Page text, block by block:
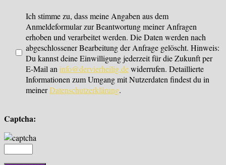
Ich stimme zu, dass meine Angaben aus dem
Anmeldeformular zur Beantwortung meiner Anfragen
erhoben und verarbeitet werden. Die Daten werden nach
abgeschlossener Bearbeitung der Anfrage gelöscht. Hinweis:
Du kannst deine Einwilligung jederzeit für die Zukunft per
E-Mail an info@dervierheilig.dewiderrufen. Detaillierte
Informationen zum Umgang mit Nutzerdaten findest du in
meinerDatenschutzerklärung.
Captcha: